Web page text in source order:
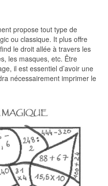
propose tout type de
ou classique. It plus offre
le droit allée à travers les
les masques, etc. Être
il est essentiel d’avoir une
nécessairement imprimer le